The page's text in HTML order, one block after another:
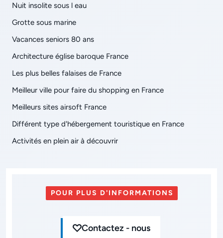
Nuit insolite sous l eau
Grotte sous marine
Vacances seniors 80 ans
Architecture église baroque France
Les plus belles falaises de France
Meilleur ville pour faire du shopping en France
Meilleurs sites airsoft France
Différent type d'hébergement touristique en France
Activités en plein air à découvrir
POUR PLUS D'INFORMATIONS
Contactez - nous